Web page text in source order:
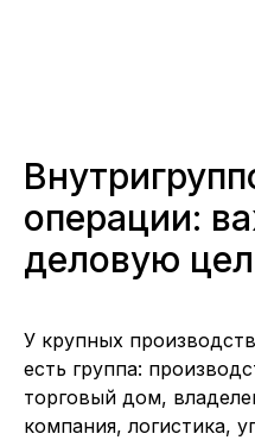
операции:
деловую
У крупных
есть группа:
торговый дом,
компания, логистика,